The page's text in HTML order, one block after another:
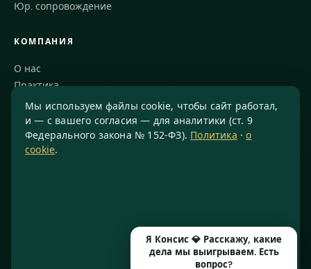
Юр. сопровождение
КОМПАНИЯ
О нас
Практика
Блог
Команда
Благодарности
Москва, Варшавское шоссе, д. 1А, помещение 14/7
Мы используем файлы cookie, чтобы сайт работал,
и — с вашего согласия — для аналитики (ст. 9
Федерального закона № 152-ФЗ). Политика ·о
cookie.
Я Консис 💎 Расскажу, какие
дела мы выигрываем. Есть
вопрос?